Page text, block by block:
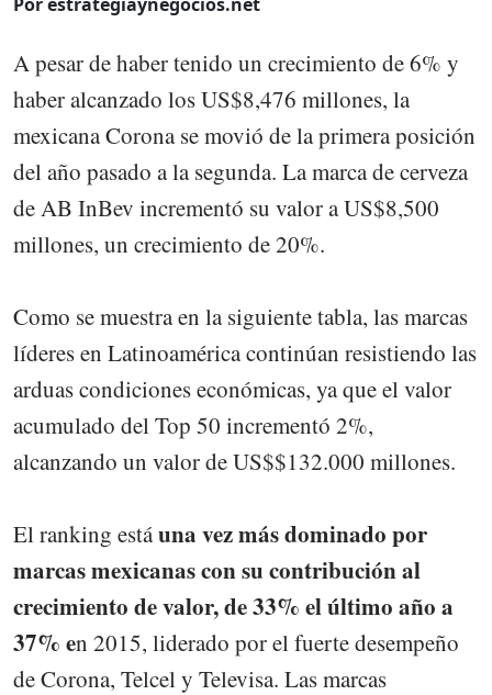
A pesar de haber tenido un crecimiento de 6% y
haber alcanzado los US$8,476 millones, la
mexicana Corona se movió de la primera posición
del año pasado a la segunda. La marca de cerveza
de AB InBev incrementó su valor a US$8,500
millones, un crecimiento de 20%.
Como se muestra en la siguiente tabla, las marcas
líderes en Latinoamérica continúan resistiendo las
arduas condiciones económicas, ya que el valor
acumulado del Top 50 incrementó 2%,
alcanzando un valor de US$$132.000 millones.
El ranking estáuna vez más dominado por
marcas mexicanas con su contribución al
crecimiento de valor, de 33% el último año a
37% en 2015, liderado por el fuerte desempeño
de Corona, Telcel y Televisa. Las marcas